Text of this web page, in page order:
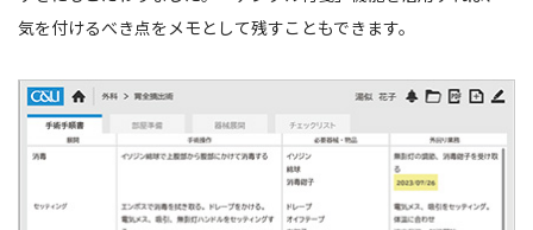
気を付けるべき点をメモとして残すこともできます。